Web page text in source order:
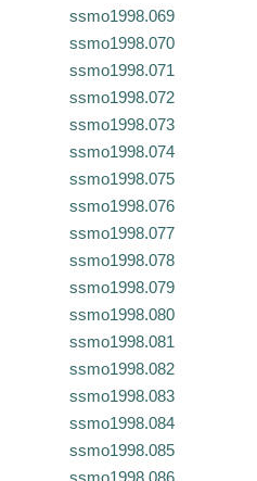
ssmo1998.069
ssmo1998.070
ssmo1998.071
ssmo1998.072
ssmo1998.073
ssmo1998.074
ssmo1998.075
ssmo1998.076
ssmo1998.077
ssmo1998.078
ssmo1998.079
ssmo1998.080
ssmo1998.081
ssmo1998.082
ssmo1998.083
ssmo1998.084
ssmo1998.085